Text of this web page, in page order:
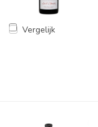
Vergelijk